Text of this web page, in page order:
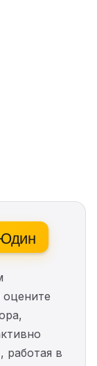
работая в